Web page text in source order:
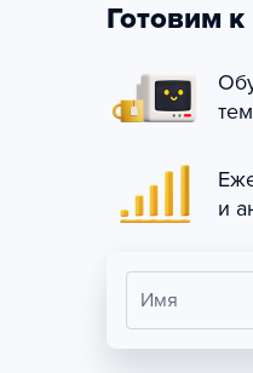
Готовим
и
Имя